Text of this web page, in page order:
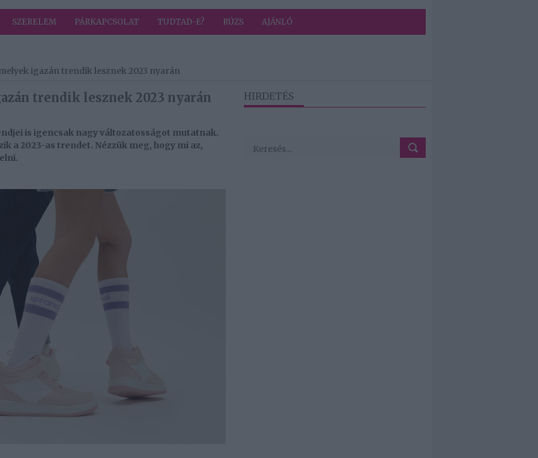
SZERELEM PÁRKAPCSOLAT TUDTAD-E? RÚZS AJÁNLÓ
igazán trendik lesznek 2023 nyarán
trendik lesznek 2023 nyarán
is igencsak nagy változatosságot mutatnak.
a 2023-as trendet. Nézzük meg, hogy mi az,
HIRDETÉS